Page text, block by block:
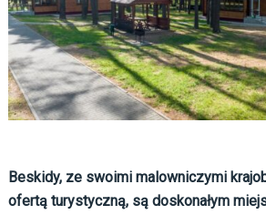
Beskidy, ze swoimi malowniczymi
ofertą turystyczną, są doskonałym